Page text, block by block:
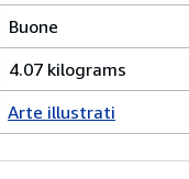
Buone
4.07 kilograms
Arte illustrati